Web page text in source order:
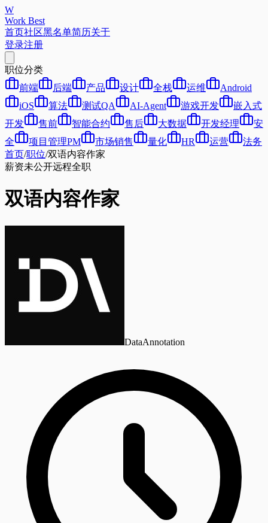
W
Work Best
首页社区黑名单简历关于
登录注册
职位分类
前端
后端 产品 设计 全栈 运维
Android
iOS
算法 测试QA AI-Agent 游戏开发
嵌入式
开发
售前 智能合约 售后 大数据 开发经理
安
全
项目管理PM 市场销售 量化 HR 运营
法务
首页/职位/双语内容作家
薪资未公开远程全职
双语内容作家
DataAnnotation